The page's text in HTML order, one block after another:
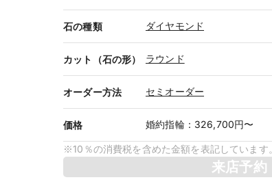
石の種類 ダイヤモンド
カット（石の形） ラウンド
オーダー方法 セミオーダー
価格 婚約指輪 ： 326,700円〜
※10％の消費税を含めた金額を表記しています
来店予約